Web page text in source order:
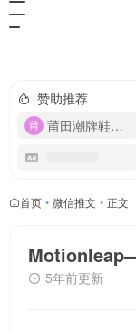
赞助推荐
莆田潮牌鞋服-货源
首页 • 微信推文 • 正文
5年前更新